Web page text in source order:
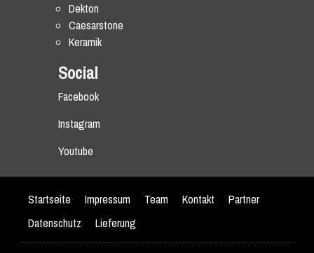
Dekton
Caesarstone
Keramik
Social
Facebook
Instagram
Youtube
Startseite Impressum Team Kontakt
Partner
Datenschutz
Lieferung